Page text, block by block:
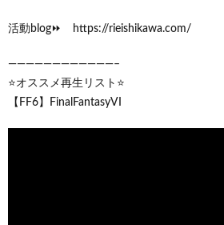
活動blog⏩ https://rieishikawa.com/
————————————–
⭐️オススメ再生リスト⭐️
【FF6】FinalFantasyVI